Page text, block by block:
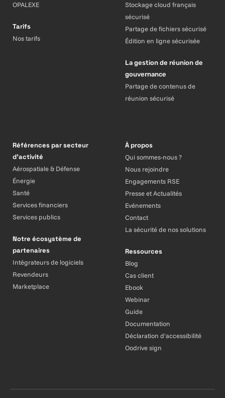
OPALEXE
Tarifs
Nos tarifs
Stockage cloud français
sécurisé
Partage de fichiers sécurisé
Édition en ligne sécurisée
La gestion de réunion de
gouvernance
Partage de contenus de
réunion sécurisé
Références par secteur
d’activité
Aérospatiale & Défense
Énergie
Santé
Services financiers
Services publics
Notre écosystème de
partenaires
Intégrateurs de logiciels
Revendeurs
Marketplace
À propos
Qui sommes-nous ?
Nous rejoindre
Engagements RSE
Presse et Actualités
Evénements
Contact
La sécurité de nos solutions
Ressources
Blog
Cas client
Ebook
Webinar
Guide
Documentation
Déclaration d'accessibilité
Oodrive sign